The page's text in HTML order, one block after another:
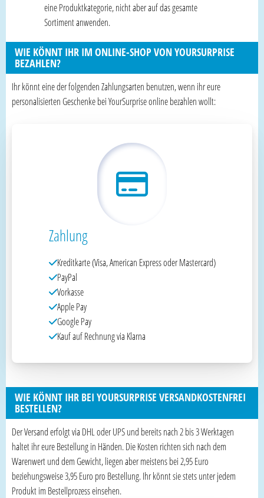
eine Produktkategorie, nicht aber auf das gesamte
Sortiment anwenden.
WIE KÖNNT IHR IM ONLINE-SHOP VON YOURSURPRISE
BEZAHLEN?
Ihr könnt eine der folgenden Zahlungsarten benutzen, wenn ihr eure
personalisierten Geschenke bei YourSurprise online bezahlen wollt:
Zahlung
Kreditkarte (Visa, American Express oder Mastercard)
PayPal
Vorkasse
Apple Pay
Google Pay
Kauf auf Rechnung via Klarna
WIE KÖNNT IHR BEI YOURSURPRISE VERSANDKOSTENFREI
BESTELLEN?
Der Versand erfolgt via DHL oder UPS und bereits nach 2 bis 3 Werktagen
haltet ihr eure Bestellung in Händen. Die Kosten richten sich nach dem
Warenwert und dem Gewicht, liegen aber meistens bei 2,95 Euro
beziehungsweise 3,95 Euro pro Bestellung. Ihr könnt sie stets unter jedem
Produkt im Bestellprozess einsehen.